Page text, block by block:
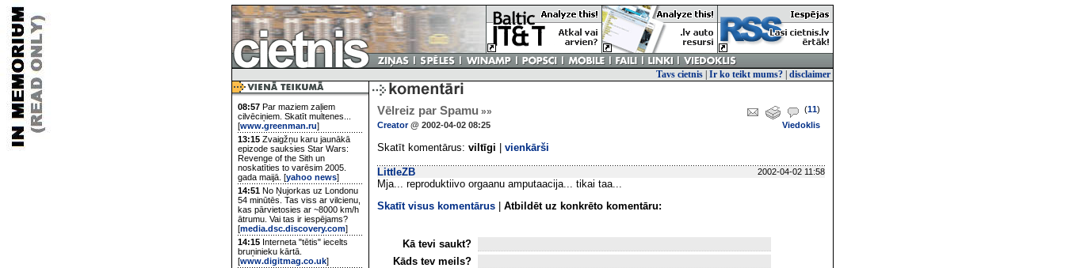
Tavs cietnis Ir ko teikt mums? disclaimer
08:57 Par maziem zaļiem
cilvēciņiem. Skatīt multenes...
[www.greenman.ru]
13:15 Zvaigžņu karu jaunākā
epizode sauksies Star Wars:
Revenge of the Sith un
noskatīties to varēsim 2005.
gada maijā. [yahoo news]
14:51 No Ņujorkas uz Londonu
54 minūtēs. Tas viss ar vilcienu,
kas pārvietosies ar ~8000 km/h
ātrumu. Vai tas ir iespējams?
[media.dsc.discovery.com]
14:15 Interneta "tētis" iecelts
bruņinieku kārtā.
[www.digitmag.co.uk]
Vēlreiz par Spamu »» (11)
Creator@ 2002-04-02 08:25 Viedoklis
Skatīt komentārus: viltīgi vienkārši
LittleZB 2002-04-02 11:58
Mja... reproduktiivo orgaanu amputaacija... tikai taa...
Skatīt visus komentārus
Atbildēt uz konkrēto komentāru:
Kā tevi saukt?
Kāds tev meils?